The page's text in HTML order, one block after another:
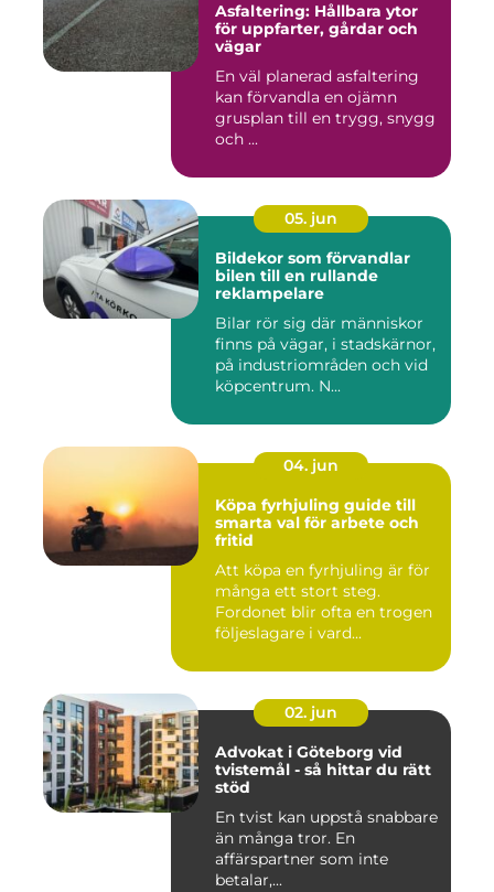
Asfaltering: Hållbara ytor
för uppfarter, gårdar och
vägar
En väl planerad asfaltering
kan förvandla en ojämn
grusplan till en trygg, snygg
och ...
05. jun
Bildekor som förvandlar
bilen till en rullande
reklampelare
Bilar rör sig där människor
finns på vägar, i stadskärnor,
på industriområden och vid
köpcentrum. N...
04. jun
Köpa fyrhjuling guide till
smarta val för arbete och
fritid
Att köpa en fyrhjuling är för
många ett stort steg.
Fordonet blir ofta en trogen
följeslagare i vard...
02. jun
Advokat i Göteborg vid
tvistemål - så hittar du rätt
stöd
En tvist kan uppstå snabbare
än många tror. En
affärspartner som inte
betalar,...